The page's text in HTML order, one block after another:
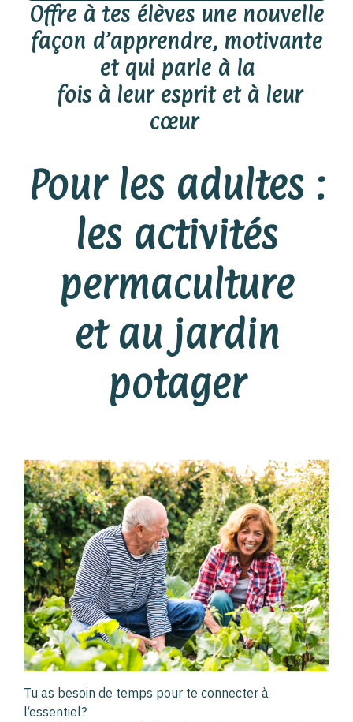
Offre à tes élèves une nouvelle
façon d’apprendre, motivante
et qui parle à la
fois à leur esprit et à leur
cœur
Pour les adultes :
les activités
permaculture
et au jardin
potager
Tu as besoin de temps pour te connecter à
l‘essentiel?